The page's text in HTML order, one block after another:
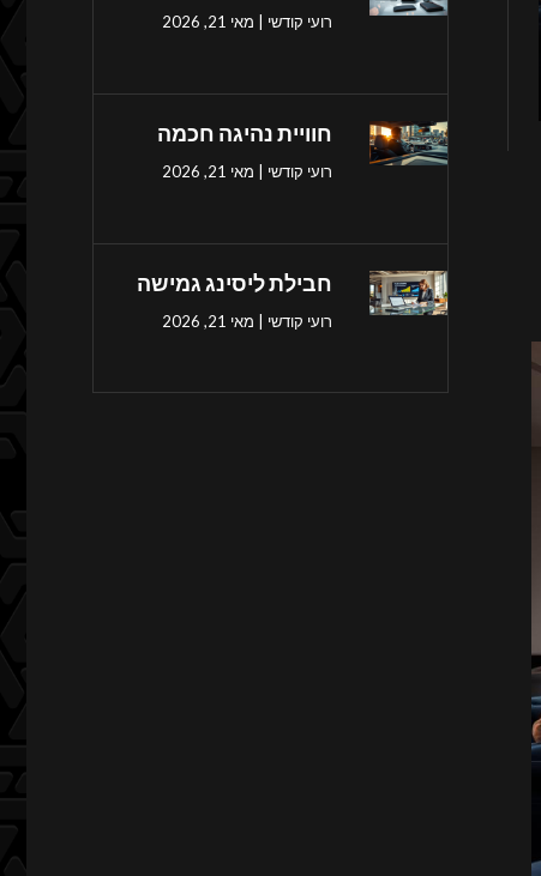
רועי קודשי מאי 21, 2026
חוויית נהיגה חכמה
רועי קודשי מאי 21, 2026
חבילת ליסינג גמישה
רועי קודשי מאי 21, 2026